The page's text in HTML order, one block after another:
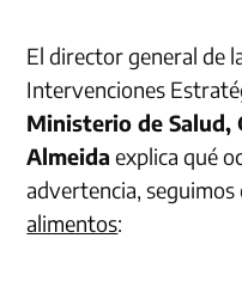
El director general de
Intervenciones
Ministerio de Salud,
Almeida explica qué
advertencia,
alimentos: